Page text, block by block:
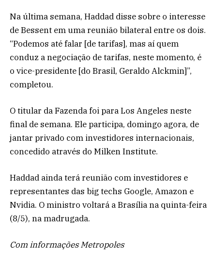
Na última semana, Haddad disse sobre o interesse
de Bessent em uma reunião bilateral entre os dois.
“Podemos até falar [de tarifas], mas aí quem
conduz a negociação de tarifas, neste momento, é
o vice-presidente [do Brasil, Geraldo Alckmin]”,
completou.
O titular da Fazenda foi para Los Angeles neste
final de semana. Ele participa, domingo agora, de
jantar privado com investidores internacionais,
concedido através do Milken Institute.
Haddad ainda terá reunião com investidores e
representantes das big techs Google, Amazon e
Nvidia. O ministro voltará a Brasília na quinta-feira
(8/5), na madrugada.
Com informações Metropoles